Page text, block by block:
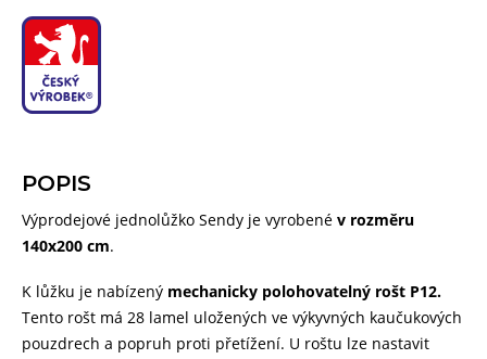
POPIS
Výprodejové jednolůžko Sendy je vyrobené v rozměru
140x200 cm.
K lůžku je nabízený mechanicky polohovatelný rošt P12.
Tento rošt má 28 lamel uložených ve výkyvných kaučukových
pouzdrech a popruh proti přetížení. U roštu lze nastavit